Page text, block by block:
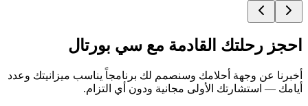
احجز رحلتك القادمة مع سي بورتال
أخبرنا عن وجهة أحلامك وسنصمم لك برنامجاً يناسب ميزانيتك وعدد
أيامك — استشارتك الأولى مجانية ودون أي التزام.